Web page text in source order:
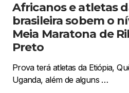
Africanos e atletas
brasileira sobem o
Meia Maratona de
Preto
Prova terá atletas da Etiópia,
Uganda, além de alguns …